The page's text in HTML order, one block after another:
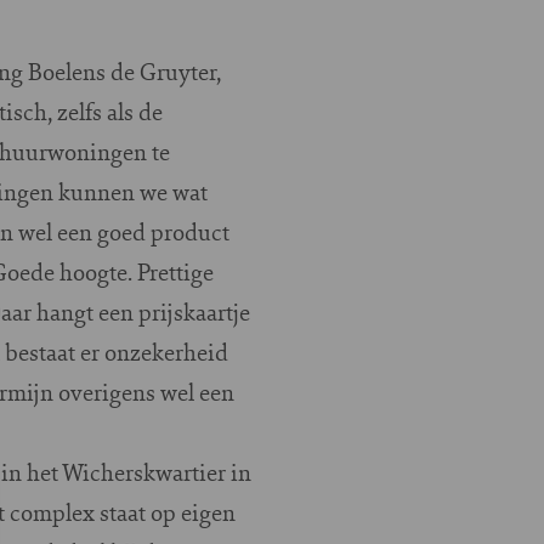
Boelens de Gruyter,
zelfs als de
te
kunnen we wat
wel een goed product
hoogte. Prettige
hangt een prijskaartje
er onzekerheid
overigens wel een
het Wicherskwartier in
complex staat op eigen